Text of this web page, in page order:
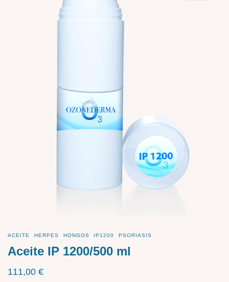
ACEITE HERPES HONGOS IP1200 PSORIASIS
Aceite IP 1200/500 ml
111,00 €